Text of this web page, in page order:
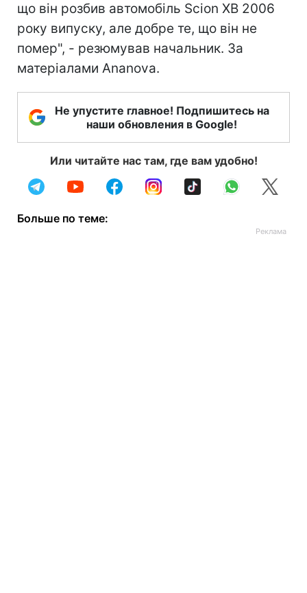
що він розбив автомобіль Scion XB 2006
року випуску, але добре те, що він не
помер", - резюмував начальник. За
матеріалами Ananova.
Не упустите главное! Подпишитесь на
наши обновления в Google!
Или читайте нас там, где вам удобно!
Больше по теме: